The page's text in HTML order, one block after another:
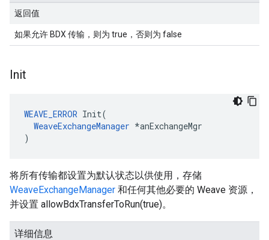
返回值
如果允许 BDX 传输，则为 true，否则为 false
Init
WEAVE_ERROR Init(
WeaveExchangeManager *anExchangeMgr
)
将所有传输都设置为默认状态以供使用，存储
WeaveExchangeManager 和任何其他必要的 Weave 资源，
并设置 allowBdxTransferToRun(true)。
详细信息